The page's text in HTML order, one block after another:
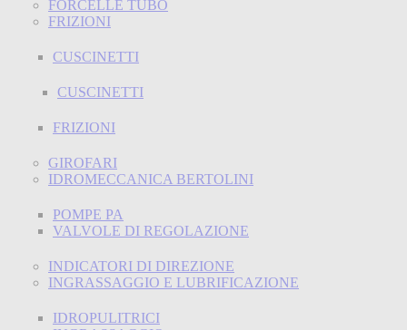
FORCELLE TUBO
FRIZIONI
CUSCINETTI
CUSCINETTI
FRIZIONI
GIROFARI
IDROMECCANICA BERTOLINI
POMPE PA
VALVOLE DI REGOLAZIONE
INDICATORI DI DIREZIONE
INGRASSAGGIO E LUBRIFICAZIONE
IDROPULITRICI